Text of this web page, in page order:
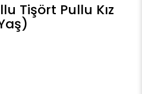
Tişört Pullu Kız